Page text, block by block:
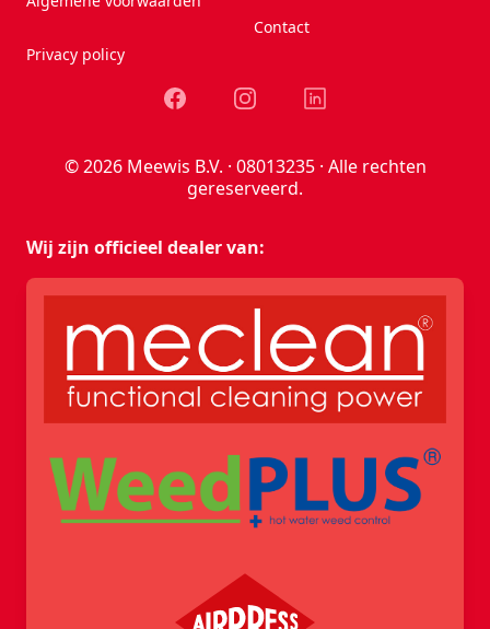
Privacy policy
Contact
FacebookInstagramLinkedIn
© 2026 Meewis B.V. · 08013235 · Alle rechten
gereserveerd.
Wij zijn officieel dealer van: